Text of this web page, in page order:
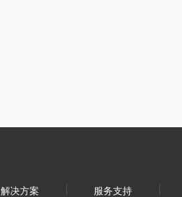
解决方案 服务支持